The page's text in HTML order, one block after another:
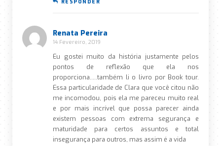
RESPONDER
Renata Pereira
14 Fevereiro, 2019
Eu gostei muito da história justamente pelos
pontos de reflexão que ela nos
proporciona…..também li o livro por Book tour.
Essa particularidade de Clara que você citou não
me incomodou, pois ela me pareceu muito real
e por mais incrível que possa parecer ainda
existem pessoas com extrema segurança e
maturidade para certos assuntos e total
insegurança para outros, mas assim é a vida